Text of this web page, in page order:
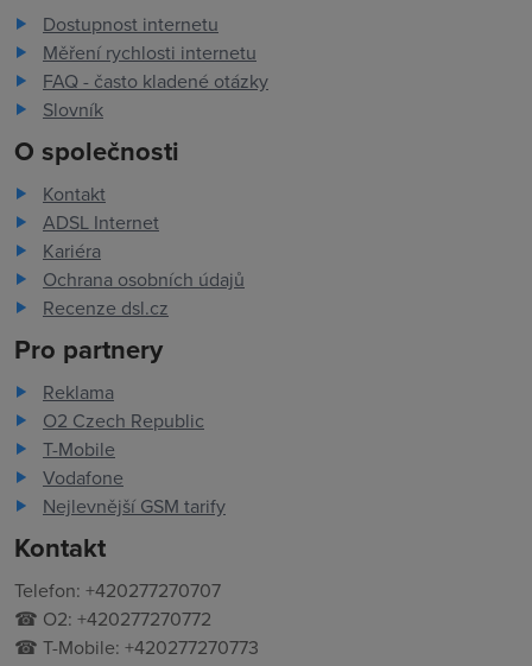
Dostupnost internetu
Měření rychlosti internetu
FAQ - často kladené otázky
Slovník
O společnosti
Kontakt
ADSL Internet
Kariéra
Ochrana osobních údajů
Recenze dsl.cz
Pro partnery
Reklama
O2 Czech Republic
T-Mobile
Vodafone
Nejlevnější GSM tarify
Kontakt
Telefon: +420277270707
☎ O2: +420277270772
☎ T-Mobile: +420277270773